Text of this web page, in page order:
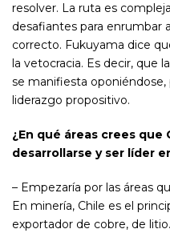
resolver. La ruta es
desafiantes para enrumbar
correcto. Fukuyama dice
la vetocracia. Es decir, que
se manifiesta
liderazgo propositivo.
¿En qué áreas crees que
desarrollarse y ser líder
– Empezaría por las áreas
En minería, Chile es el
exportador de cobre, de